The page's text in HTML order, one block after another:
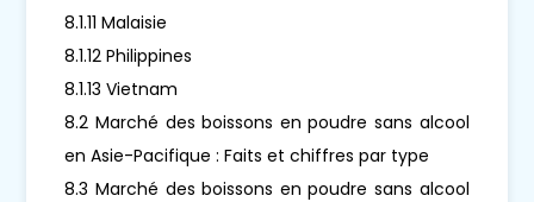
8.1.11 Malaisie
8.1.12 Philippines
8.1.13 Vietnam
8.2 Marché des boissons en poudre sans alcool
en Asie-Pacifique : Faits et chiffres par type
8.3 Marché des boissons en poudre sans alcool